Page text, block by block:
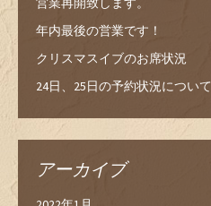
年内最後の営業です！
クリスマスイブのお席状況
24日、25日の予約状況について
アーカイブ